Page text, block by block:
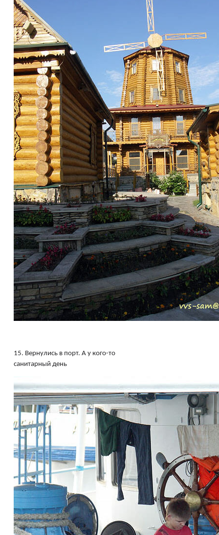
15. Вернулись в порт. А у кого-то
санитарный день